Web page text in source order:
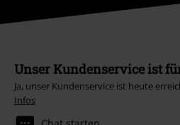
Unser Kundenservice ist
Ja, unser Kundenservice ist heute
Infos